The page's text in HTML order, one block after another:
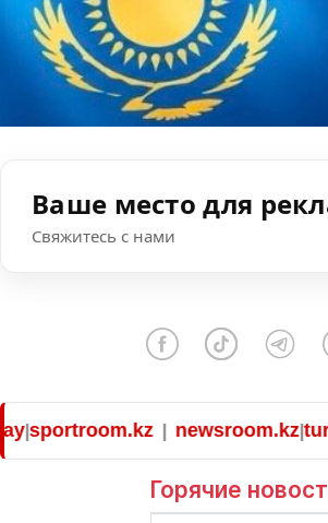
Ваше место для
Свяжитесь с нами
|newsroom.kz|
Горячие